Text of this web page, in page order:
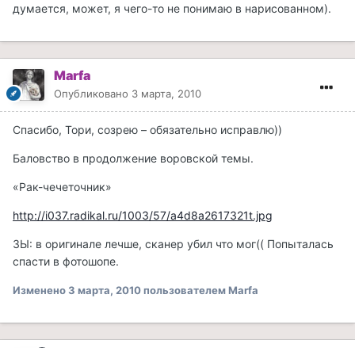
думается, может, я чего-то не понимаю в нарисованном).
Marfa
Опубликовано 3 марта, 2010
Спасибо, Тори, созрею – обязательно исправлю))
Баловство в продолжение воровской темы.
«Рак-чечеточник»
http://i037.radikal.ru/1003/57/a4d8a2617321t.jpg
ЗЫ: в оригинале лечше, сканер убил что мог(( Попыталась
спасти в фотошопе.
Изменено3 марта, 2010пользователем Marfa